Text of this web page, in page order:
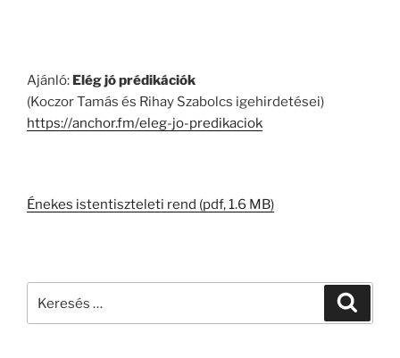
Ajánló: Elég jó prédikációk
(Koczor Tamás és Rihay Szabolcs igehirdetései)
https://anchor.fm/eleg-jo-predikaciok
Énekes istentiszteleti rend (pdf, 1.6 MB)